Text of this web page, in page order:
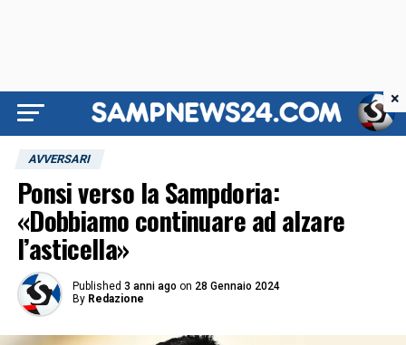
AVVERSARI
Ponsi verso la Sampdoria:
«Dobbiamo continuare ad alzare
l’asticella»
Published 3 anni ago on 28 Gennaio 2024
By Redazione
×